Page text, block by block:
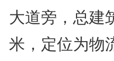
大道旁，总建
米，定位为物